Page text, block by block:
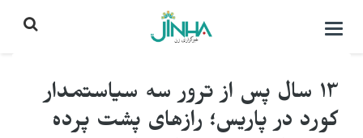
باز
بستن ۱۳ سال پس از ترور سه سیاستمدار
کورد در پاریس؛ رازهای پشت پرده